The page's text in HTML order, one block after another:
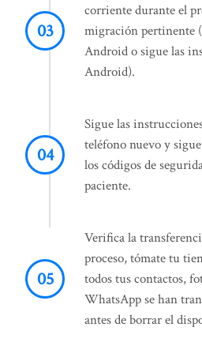
corriente durante el
migración pertinente
Android o sigue las
Android).
Sigue las
teléfono nuevo y
los códigos de
paciente.
Verifica la
proceso, tómate tu
todos tus contactos,
WhatsApp se han
antes de borrar el